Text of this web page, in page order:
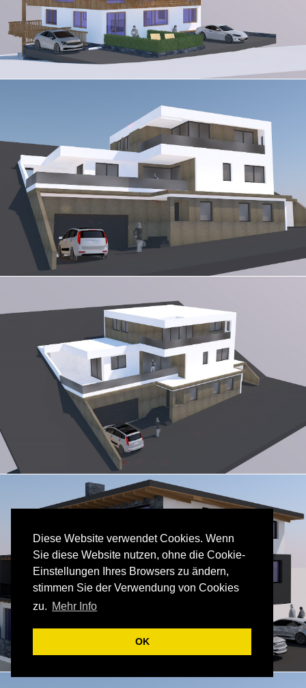
Diese Website verwendet Cookies. Wenn
Sie diese Website nutzen, ohne die Cookie-
Einstellungen Ihres Browsers zu ändern,
stimmen Sie der Verwendung von Cookies
zu. Mehr Info
OK